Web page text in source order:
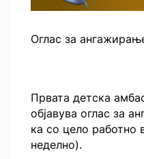
Оглас за
Првата детска
објавува оглас за
ка со цело работно
неделно).